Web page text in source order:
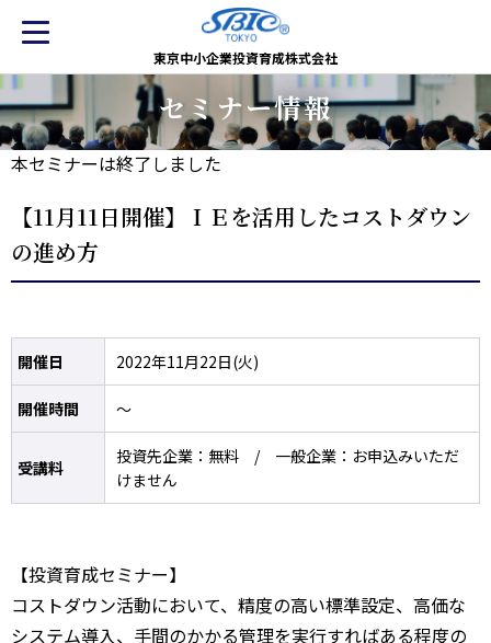
東京中小企業投資育成株式会社
セミナー情報
本セミナーは終了しました
【11月11日開催】ＩＥを活用したコストダウン
の進め方
開催日 2022年11月22日(火)
開催時間 ～
受講料
投資先企業：無料 / 一般企業：お申込みいただ
けません
【投資育成セミナー】
コストダウン活動において、精度の高い標準設定、高価な
システム導入、手間のかかる管理を実行すればある程度の